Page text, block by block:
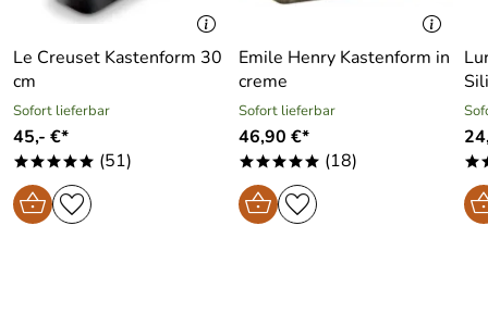
Le Creuset Kastenform 30
cm
Sofort lieferbar
45,- €*
***** (51)
Emile Henry Kastenform in
creme
Sofort lieferbar
46,90 €*
***** (18)